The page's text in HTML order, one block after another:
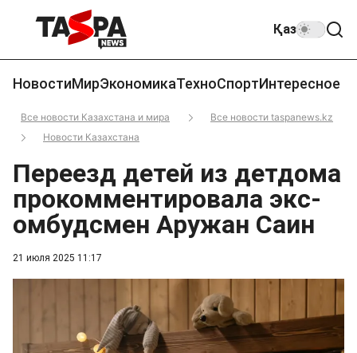
Қаз
НовостиМирЭкономикаТехноСпортИнтересное
Все новости Казахстана и мира
Все новости taspanews.kz
Новости Казахстана
21 июля 2025 11:17
Переезд детей из детдома
прокомментировала экс-
омбудсмен Аружан Саин